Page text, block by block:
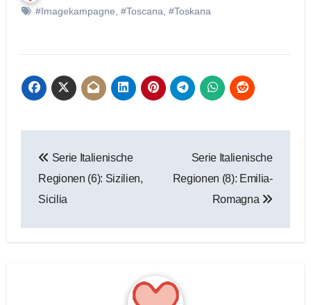
#Imagekampagne #Toscana #Toskana
Serie Italienische
Regionen (6): Sizilien,
Sicilia
Serie Italienische
Regionen (8): Emilia-
Romagna